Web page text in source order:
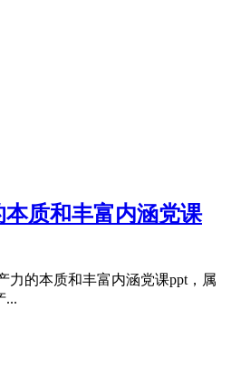
质和丰富内涵党课
力的本质和丰富内涵党课ppt，属
...